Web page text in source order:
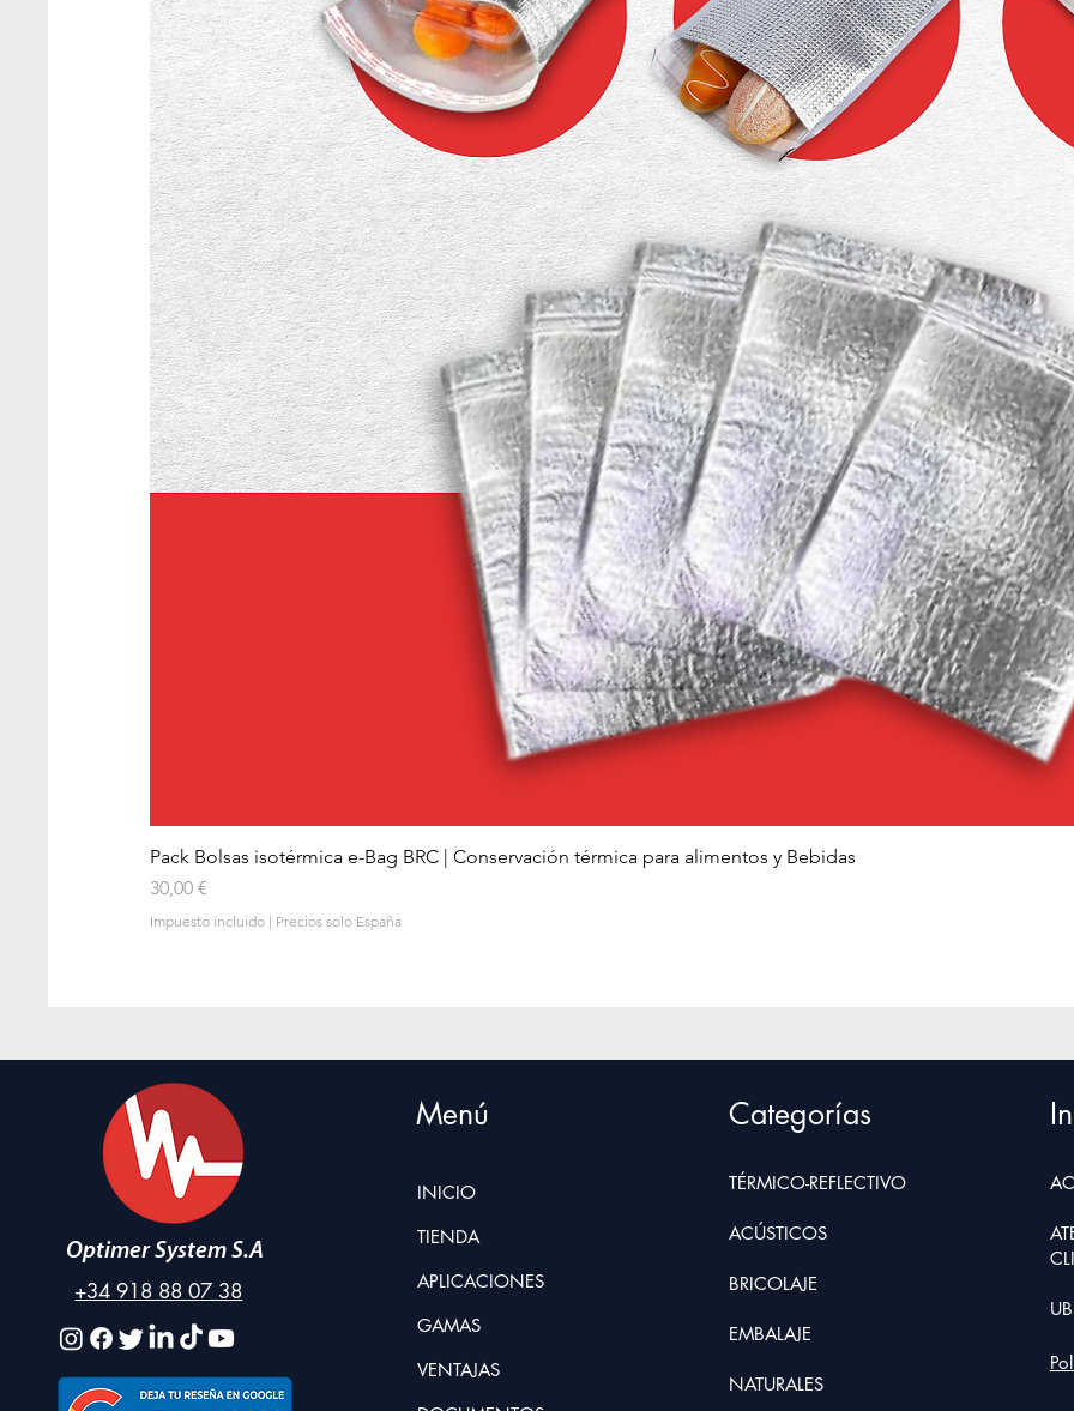
Vista rápida
Pack Bolsas isotérmica e-Bag BRC | Conservación térmica para alimentos y Bebidas
Precio
30,00 €
Impuesto incluido | Precios solo España
Optimer System S.A
+34 918 88 07 38
Menú
INICIO
TIENDA
APLICACIONES
GAMAS
VENTAJAS
Categorías
TÉRMICO-REFLECTIVO
ACÚSTICOS
BRICOLAJE
EMBALAJE
NATURALES